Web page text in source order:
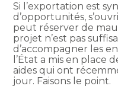
Si l’exportation est
d’opportunités,
peut réserver de
projet n’est pas
d’accompagner les
l’État a mis en place
aides qui ont
jour. Faisons le point.